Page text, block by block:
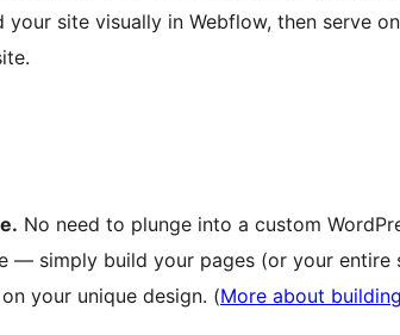
your site visually in Webflow, then serve
No need to plunge into a custom
— simply build your pages (or your entire
your unique design. (More about